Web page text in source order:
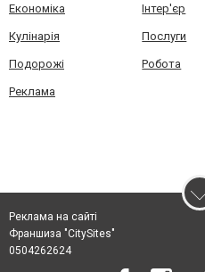
Економіка Інтер'єр
Кулінарія Послуги
Подорожі Робота
Реклама
Реклама на сайті
Франшиза "CitySites"
0504262624